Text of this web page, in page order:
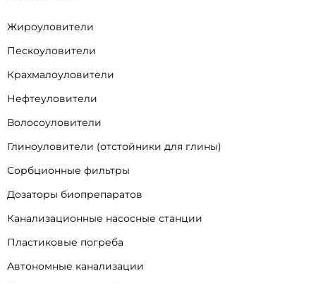
Жироуловители
Пескоуловители
Крахмалоуловители
Нефтеуловители
Волосоуловители
Глиноуловители (отстойники для глины)
Сорбционные фильтры
Дозаторы биопрепаратов
Канализационные насосные станции
Пластиковые погреба
Автономные канализации